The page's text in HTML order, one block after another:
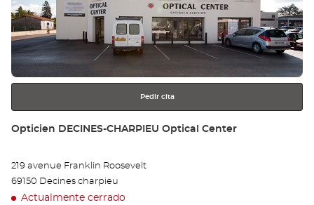
-
ENTER
para
obtener
más
información
Pedir cita
Tienda:
Opticien DECINES-CHARPIEU Optical Center
219 avenue Franklin Roosevelt
69150 Decines charpieu
Actualmente cerrado